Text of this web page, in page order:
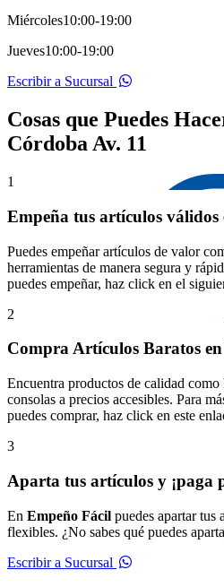
Miércoles10:00-19:00
Jueves10:00-19:00
Escribir a Sucursal
Cosas que Puedes
Córdoba Av. 11
1
Empeña tus artículos válidos
Puedes empeñar artículos de valor
herramientas de manera segura y
puedes empeñar, haz click en el
2
Compra Artículos Baratos
Encuentra productos de calidad
consolas a precios accesibles. Para
puedes comprar, haz click en este
3
Aparta tus artículos y ¡paga
En Empeño Fácil puedes apartar tus
flexibles. ¿No sabes qué puedes
Escribir a Sucursal